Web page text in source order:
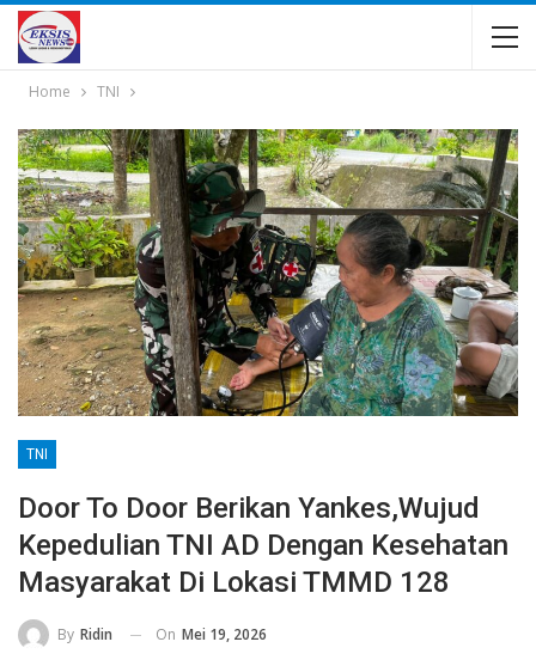
Home TNI
TNI
Door To Door Berikan Yankes,Wujud
Kepedulian TNI AD Dengan Kesehatan
Masyarakat Di Lokasi TMMD 128
By Ridin On Mei 19, 2026